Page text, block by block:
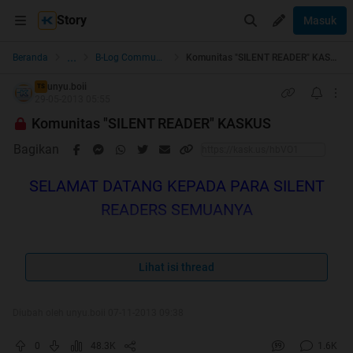
Story Masuk
Beranda ... B-Log Community
TS unyu.boii
Komunitas "SILENT READER" KASKUS
Bagikan
SELAMAT DATANG KEPADA PARA SILENT
READERS SEMUANYA
WELCOME HOME GAN
Lihat isi thread
48.3K 1.6K